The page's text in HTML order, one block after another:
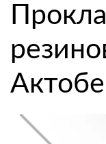
Актобе